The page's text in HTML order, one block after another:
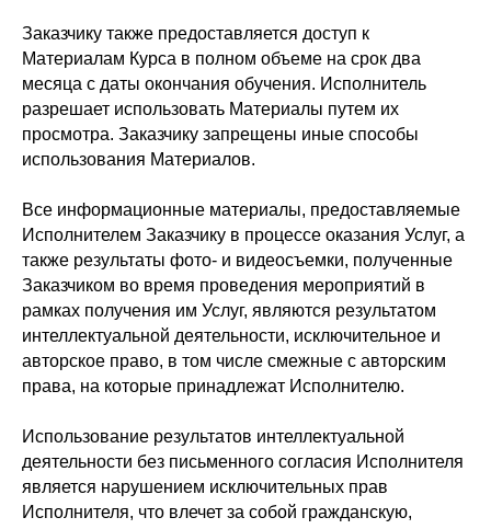
Заказчику также предоставляется доступ к
Материалам Курса в полном объеме на срок два
месяца с даты окончания обучения. Исполнитель
разрешает использовать Материалы путем их
просмотра. Заказчику запрещены иные способы
использования Материалов.
Все информационные материалы, предоставляемые
Исполнителем Заказчику в процессе оказания Услуг, а
также результаты фото- и видеосъемки, полученные
Заказчиком во время проведения мероприятий в
рамках получения им Услуг, являются результатом
интеллектуальной деятельности, исключительное и
авторское право, в том числе смежные с авторским
права, на которые принадлежат Исполнителю.
Использование результатов интеллектуальной
деятельности без письменного согласия Исполнителя
является нарушением исключительных прав
Исполнителя, что влечет за собой гражданскую,